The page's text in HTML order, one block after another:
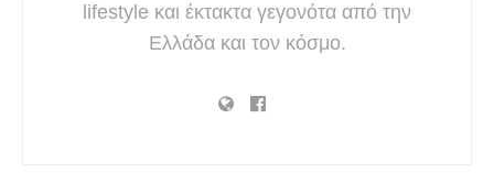
lifestyle και έκτακτα γεγονότα από την
Ελλάδα και τον κόσμο.